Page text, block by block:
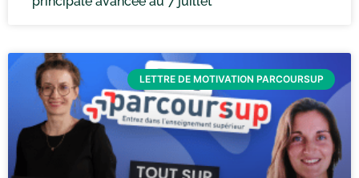
LETTRE DE MOTIVATION PARCOURSUP